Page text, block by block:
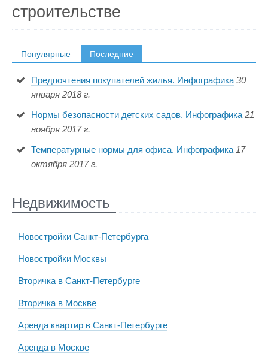
строительстве
Популярные Последние
Предпочтения покупателей жилья. Инфографика 30
января 2018 г.
Нормы безопасности детских садов. Инфографика 21
ноября 2017 г.
Температурные нормы для офиса. Инфографика 17
октября 2017 г.
Недвижимость
Новостройки Санкт-Петербурга
Новостройки Москвы
Вторичка в Санкт-Петербурге
Вторичка в Москве
Аренда квартир в Санкт-Петербурге
Аренда в Москве